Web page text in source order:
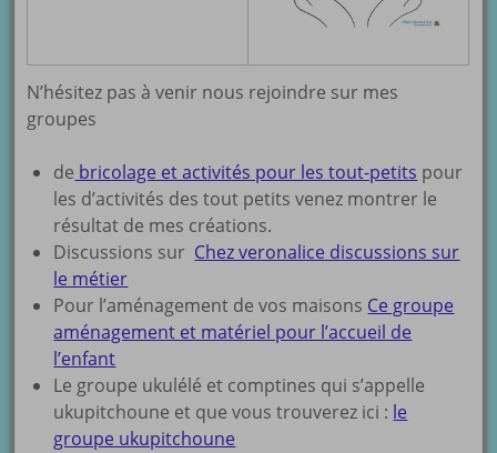
N’hésitez pas à venir nous rejoindre sur mes
groupes
de bricolage et activités pour les tout-petits pour
les d’activités des tout petits venez montrer le
résultat de mes créations.
Discussions sur Chez veronalice discussions sur
le métier
Pour l’aménagement de vos maisons Ce groupe
aménagement et matériel pour l’accueil de
l’enfant
Le groupe ukulélé et comptines qui s’appelle
ukupitchoune et que vous trouverez ici : le
groupe ukupitchoune